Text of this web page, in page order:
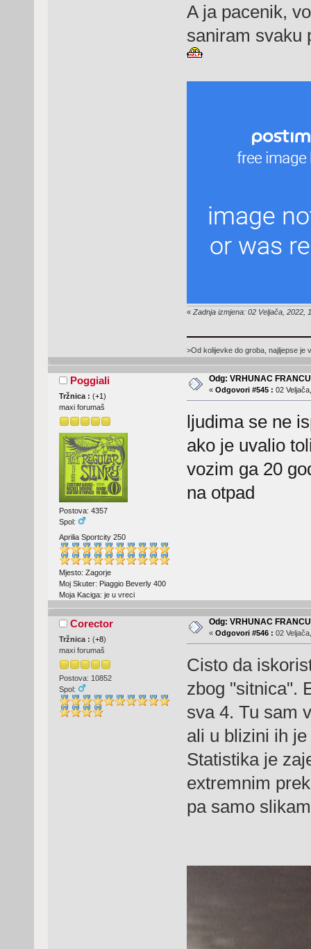
A ja pacenik,
saniram svaku
« Zadnja izmjena: 02 Veljača, 2022,
>Od kolijevke do groba, najljepse je
Poggiali
Tržnica : (+1)
maxi forumaš
Postova: 4357
Spol:
Aprilia Sportcity 250
Mjesto: Zagorje
Moj Skuter: Piaggio Beverly 400
Moja Kaciga: je u vreci
Odg: VRHUNAC
« Odgovori #545 : 02
ljudima se ne
ako je uvalio
vozim ga 20
na otpad
Corector
Tržnica : (+8)
maxi forumaš
Postova: 10852
Spol:
Odg: VRHUNAC
« Odgovori #546 : 02
Cisto da
zbog "sitnica".
sva 4. Tu sam
ali u blizini ih
Statistika je
extremnim
pa samo